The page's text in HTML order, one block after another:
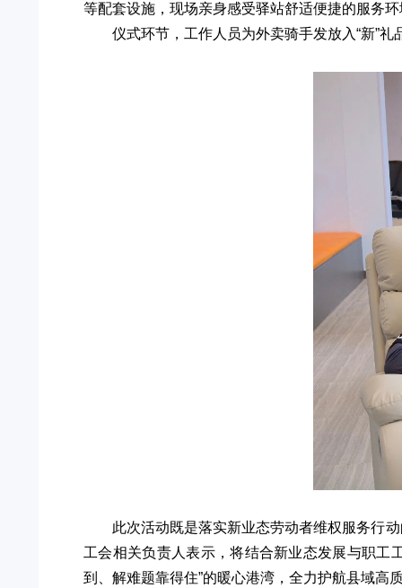
等配套设施，现场亲身感受驿站舒适便捷的服务
仪式环节，工作人员为外卖骑手发放入“新”
此次活动既是落实新业态劳动者维权服务行
工会相关负责人表示，将结合新业态发展与职工
到、解难题靠得住”的暖心港湾，全力护航县域高